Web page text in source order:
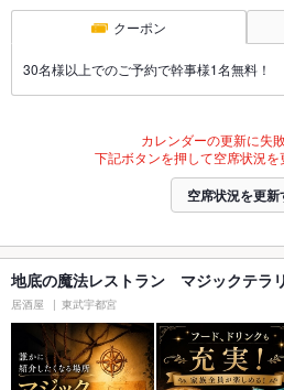
クーポン
30名様以上でのご予約で幹事様1名無料！
カレンダーの更新に失
下記ボタンを押して空席状況を
空席状況を更新
地底の魔法レストラン マジックテラ
居酒屋 東武宇都宮